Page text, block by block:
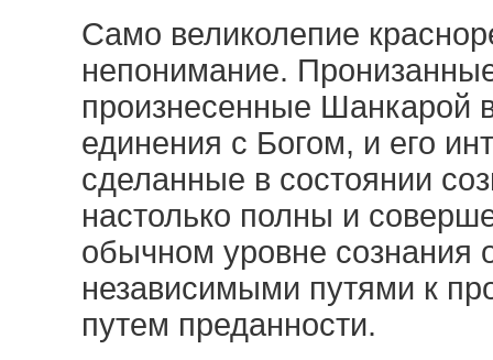
Само великолепие
непонимание.
произнесенные Шанкарой
единения с Богом, и его
сделанные в состоянии
настолько полны и
обычном уровне сознания
независимыми путями к
путем преданности.